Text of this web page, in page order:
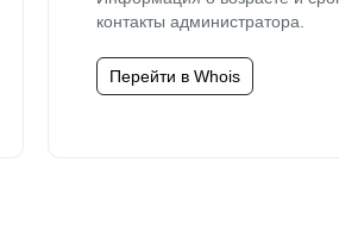
контакты администратора.
Перейти в Whois